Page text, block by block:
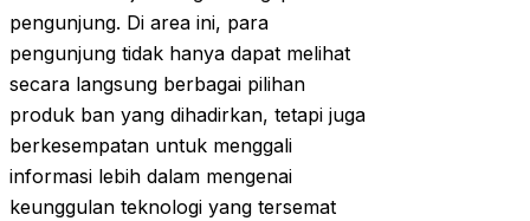
pengunjung. Di area ini, para
pengunjung tidak hanya dapat melihat
secara langsung berbagai pilihan
produk ban yang dihadirkan, tetapi juga
berkesempatan untuk menggali
informasi lebih dalam mengenai
keunggulan teknologi yang tersemat